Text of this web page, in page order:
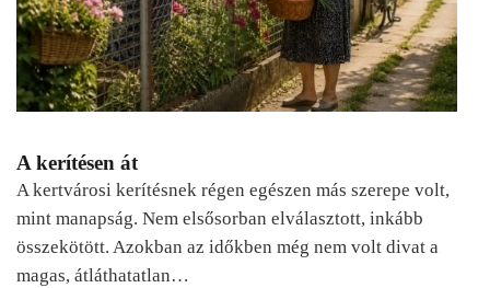
A kerítésen át
A kertvárosi kerítésnek régen egészen más szerepe volt,
mint manapság. Nem elsősorban elválasztott, inkább
összekötött. Azokban az időkben még nem volt divat a
magas, átláthatatlan…